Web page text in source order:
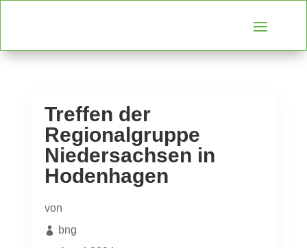
Treffen der
Regionalgruppe
Niedersachsen in
Hodenhagen
von
bng